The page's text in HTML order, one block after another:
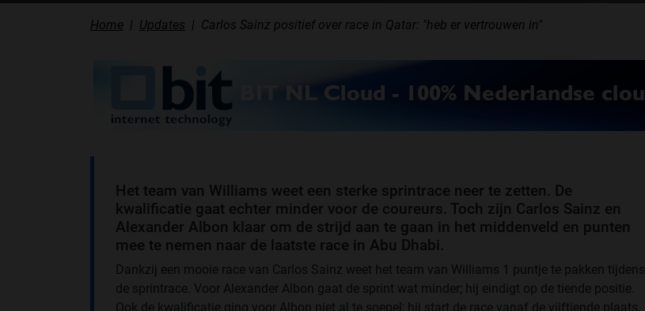
Home Updates Carlos Sainz positief over race in Qatar: "heb er vertrouwen in"
Het team van Williams weet een sterke sprintrace neer te zetten. De
kwalificatie gaat echter minder voor de coureurs. Toch zijn Carlos Sainz en
Alexander Albon klaar om de strijd aan te gaan in het middenveld en punten
mee te nemen naar de laatste race in Abu Dhabi.
Dankzij een mooie race van Carlos Sainz weet het team van Williams 1 puntje te pakken tijdens
de sprintrace. Voor Alexander Albon gaat de sprint wat minder; hij eindigt op de tiende positie.
Ook de kwalificatie ging voor Albon niet al te soepel; hij start de race vanaf de vijftiende plaats.